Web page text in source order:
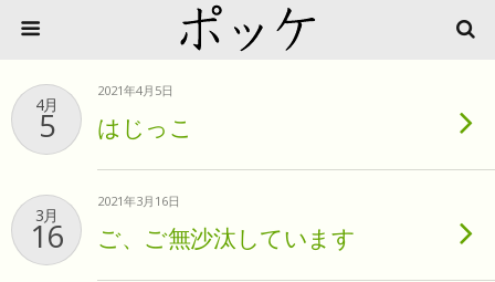
4月
5
2021年4月5日
はじっこ
3月
16
2021年3月16日
ご、ご無沙汰しています